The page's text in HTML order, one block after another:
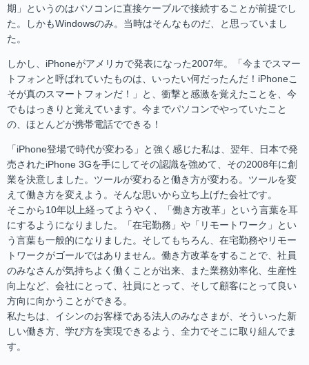
期」というのはパソコンに直接ケーブルで接続することが前提でし
た。しかもWindowsのみ。当時はそんなものだ、と思っていまし
た。
しかし、iPhoneがアメリカで発表になった2007年。「今までスマー
トフォンと呼ばれていたものは、いったい何だったんだ！iPhoneこ
そが真のスマートフォンだ！」と、衝撃と感激を覚えたことを、今
でもはっきりと覚えています。今までパソコンでやっていたこと
の、ほとんどが携帯電話でできる！
「iPhone登場で時代が変わる」と強く感じた私は、翌年、日本で発
売されたiPhone 3Gを手にしてその認識を強めて、その2008年に創
業を決意しました。ツールが変わると働き方が変わる。ツールを変
えて働き方を変えよう。そんな思いから立ち上げた会社です。
そこから10年以上経ってようやく、「働き方改革」という言葉を耳
にするようになりました。「在宅勤務」や「リモートワーク」とい
う言葉も一般的になりました。そしてもちろん、在宅勤務やリモー
トワークがゴールではありません。働き方改革をすることで、社員
のみなさんが気持ちよく働くことが出来、また業務効率化、生産性
向上など、会社にとって、社員にとって、そして顧客にとって良い
方向に向かうことができる。
私たちは、イシンのお客様である法人のみなさまが、そういった新
しい働き方、学び方を実現できるよう、全力でそこに取り組んでま
す。